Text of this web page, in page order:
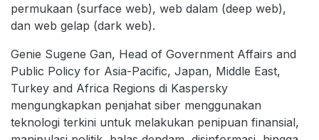
permukaan (surface web), web dalam (deep web),
dan web gelap (dark web).
Genie Sugene Gan, Head of Government Affairs and
Public Policy for Asia-Pacific, Japan, Middle East,
Turkey and Africa Regions di Kaspersky
mengungkapkan penjahat siber menggunakan
teknologi terkini untuk melakukan penipuan finansial,